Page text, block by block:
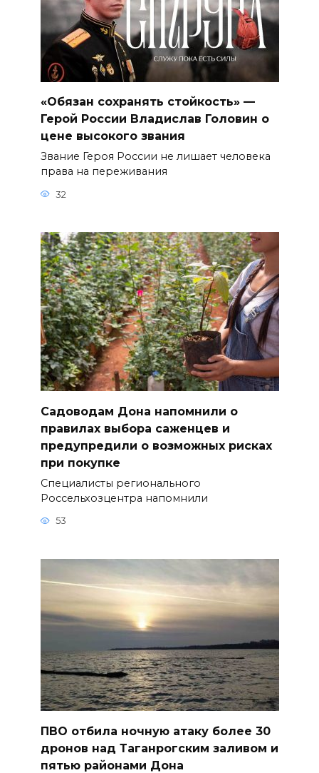
«Обязан сохранять стойкость» —
Герой России Владислав Головин о
цене высокого звания
Звание Героя России не лишает человека
права на переживания
32
Садоводам Дона напомнили о
правилах выбора саженцев и
предупредили о возможных рисках
при покупке
Специалисты регионального
Россельхозцентра напомнили
53
ПВО отбила ночную атаку более 30
дронов над Таганрогским заливом и
пятью районами Дона